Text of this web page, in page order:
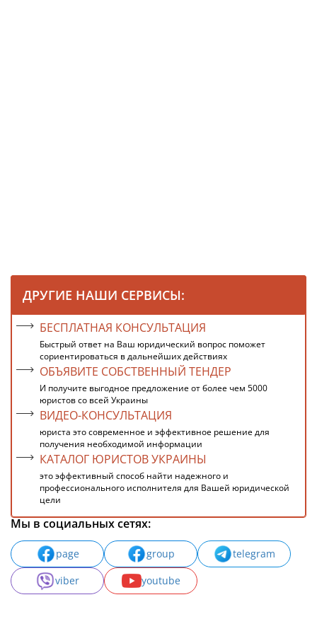
ДРУГИЕ НАШИ СЕРВИСЫ:
БЕСПЛАТНАЯ КОНСУЛЬТАЦИЯ
Быстрый ответ на Ваш юридический вопрос поможет
сориентироваться в дальнейших действиях
ОБЪЯВИТЕ СОБСТВЕННЫЙ ТЕНДЕР
И получите выгодное предложение от более чем 5000
юристов со всей Украины
ВИДЕО-КОНСУЛЬТАЦИЯ
юриста это современное и эффективное решение для
получения необходимой информации
КАТАЛОГ ЮРИСТОВ УКРАИНЫ
это эффективный способ найти надежного и
профессионального исполнителя для Вашей юридической
цели
Мы в социальных сетях:
page group
telegram
viber
youtube